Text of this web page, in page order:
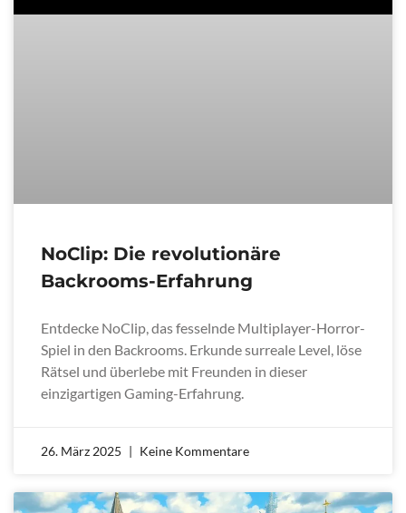
NoClip: Die revolutionäre
Backrooms-Erfahrung
Entdecke NoClip, das fesselnde Multiplayer-Horror-
Spiel in den Backrooms. Erkunde surreale Level, löse
Rätsel und überlebe mit Freunden in dieser
einzigartigen Gaming-Erfahrung.
26. März 2025 Keine Kommentare